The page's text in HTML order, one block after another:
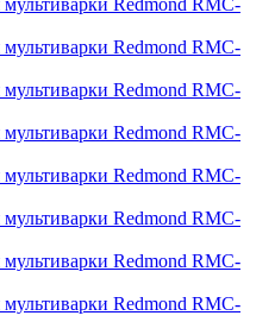
мультиварки Redmond RMC-
мультиварки Redmond RMC-
мультиварки Redmond RMC-
мультиварки Redmond RMC-
мультиварки Redmond RMC-
мультиварки Redmond RMC-
мультиварки Redmond RMC-
мультиварки Redmond RMC-